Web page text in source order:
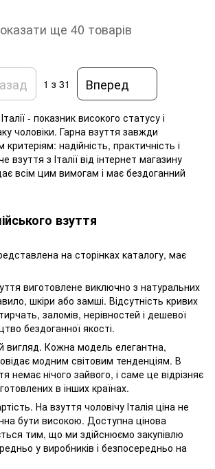
ще 40 товарів
1 з 31 Вперед
- показник високого статусу і
чоловіки. Гарна взуття завжди
критеріям: надійність, практичність і
взуття з Італії від інтернет магазину
всім цим вимогам і має бездоганний
взуття
​​на сторінках каталогу, має
виготовлене виключно з натуральних
шкіри або замші. Відсутність кривих
заломів, нерівностей і дешевої
бездоганної якості.
вигляд. Кожна модель елегантна,
модним світовим тенденціям. В
немає нічого зайвого, і саме це відрізняє
в інших країнах.
На взуття чоловічу Італія ціна не
бути високою. Доступна цінова
тим, що ми здійснюємо закупівлю
у виробників і безпосередньо на